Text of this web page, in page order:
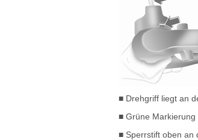
■ Drehgriff liegt an
■ Grüne Markierung
■ Sperrstift oben an